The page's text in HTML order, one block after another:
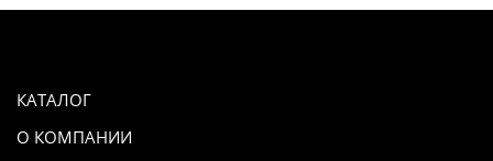
КАТАЛОГ
О КОМПАНИИ